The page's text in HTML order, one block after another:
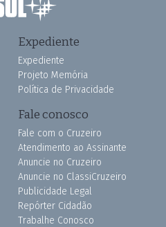
Expediente
Expediente
Projeto Memória
Política de Privacidade
Fale conosco
Fale com o Cruzeiro
Atendimento ao Assinante
Anuncie no Cruzeiro
Anuncie no ClassiCruzeiro
Publicidade Legal
Repórter Cidadão
Trabalhe Conosco